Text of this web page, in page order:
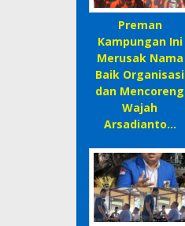
Preman
Kampungan Ini
Merusak Nama
Baik Organisasi
dan Mencoreng
Wajah
Arsadianto…